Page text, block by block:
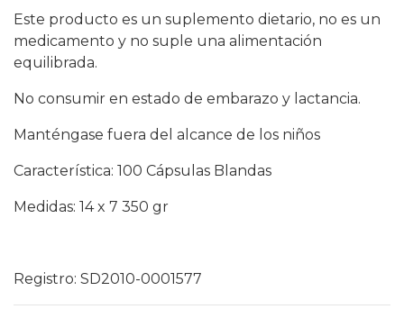
Este producto es un suplemento dietario, no es un
medicamento y no suple una alimentación
equilibrada.
No consumir en estado de embarazo y lactancia.
Manténgase fuera del alcance de los niños
Característica: 100 Cápsulas Blandas
Medidas: 14 x 7 350 gr
Registro: SD2010-0001577